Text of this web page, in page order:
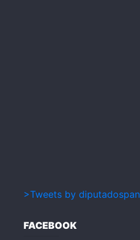
>Tweets by diputadospan
FACEBOOK